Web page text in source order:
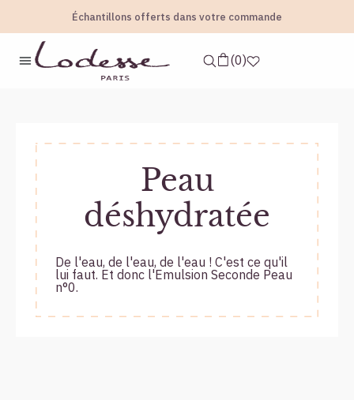
Échantillons offerts dans votre commande
Formulé et Fabriqué en France
0
vos besoins peau déshydratée
Peau
déshydratée
De l'eau, de l'eau, de l'eau ! C'est ce qu'il
lui faut. Et donc l'Emulsion Seconde Peau
n°0.